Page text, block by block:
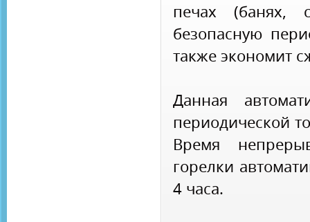
печах (банях,
безопасную
также экономит
Данная
периодической
Время
горелки
4 часа.